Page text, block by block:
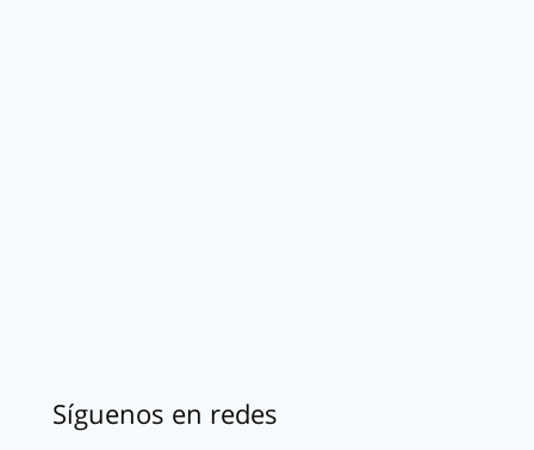
Síguenos en redes